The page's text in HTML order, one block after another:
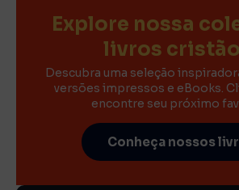
Explore nossa
livros
Descubra uma seleção
versões impressos e eBooks.
encontre seu próximo
Conheça nossos